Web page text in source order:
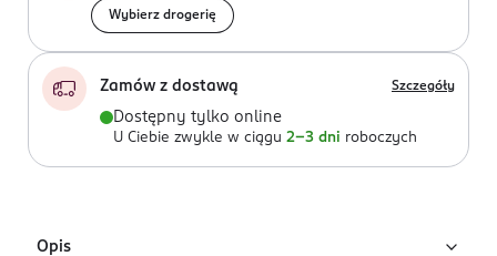
Wybierz drogerię
Zamów z dostawą Szczegóły
Dostępny tylko online
U Ciebie zwykle w ciągu 2-3 dni roboczych
Opis